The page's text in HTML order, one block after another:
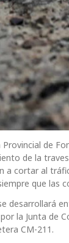
Provincial de
de la
a cortar al
que las
desarrollará
la Junta de
CM-211.